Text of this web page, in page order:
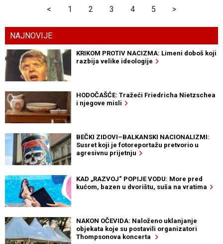
< 1 2 3 4 5 >
NAJNOVIJE
KRIKOM PROTIV NACIZMA: Limeni doboš koji
razbija velike ideologije
HODOČAŠĆE: Tražeći Friedricha Nietzschea
i njegove misli
BEČKI ZIDOVI–BALKANSKI NACIONALIZMI:
Susret koji je fotoreportažu pretvorio u
agresivnu prijetnju
KAD „RAZVOJ“ POPIJE VODU: More pred
kućom, bazen u dvorištu, suša na vratima
NAKON OČEVIDA: Naloženo uklanjanje
objekata koje su postavili organizatori
Thompsonova koncerta